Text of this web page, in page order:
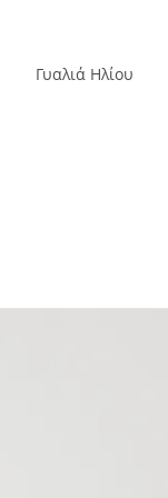
Γυαλιά Ηλίου